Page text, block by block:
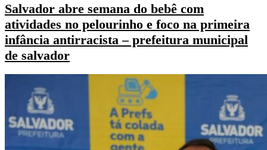
Salvador abre semana do bebê com
atividades no pelourinho e foco na primeira
infância antirracista – prefeitura municipal
de salvador